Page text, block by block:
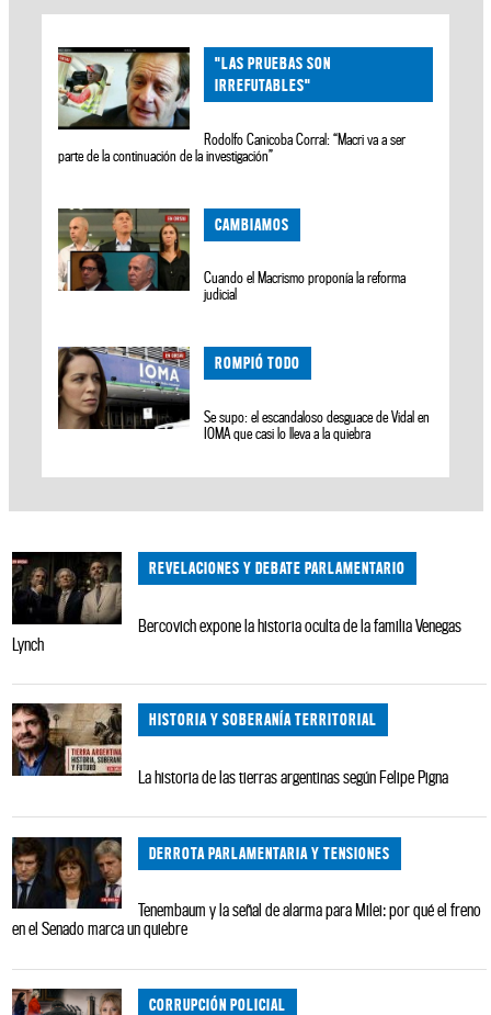
"LAS PRUEBAS SON
IRREFUTABLES"
Rodolfo Canicoba Corral: “Macri va a ser
parte de la continuación de la investigación”
CAMBIAMOS
Cuando el Macrismo proponía la reforma
judicial
ROMPIÓ TODO
Se supo: el escandaloso desguace de Vidal en
IOMA que casi lo lleva a la quiebra
REVELACIONES Y DEBATE PARLAMENTARIO
Bercovich expone la historia oculta de la familia Venegas
Lynch
HISTORIA Y SOBERANÍA TERRITORIAL
La historia de las tierras argentinas según Felipe Pigna
DERROTA PARLAMENTARIA Y TENSIONES
Tenembaum y la señal de alarma para Milei: por qué el freno
en el Senado marca un quiebre
CORRUPCIÓN POLICIAL